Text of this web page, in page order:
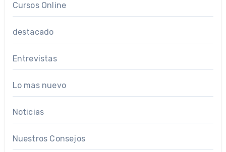
Cursos Online
destacado
Entrevistas
Lo mas nuevo
Noticias
Nuestros Consejos